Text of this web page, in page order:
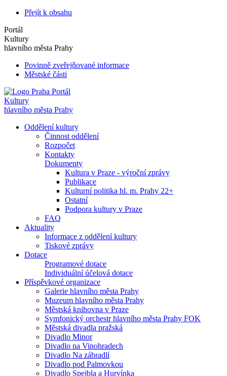
Přejít k obsahu
Portál
Kultury
hlavního města Prahy
Povinně zveřejňované informace
Městské části
Portál
Kultury
hlavního města Prahy
Oddělení kultury
Činnost oddělení
Rozpočet
Kontakty
Dokumenty
Kultura v Praze - výroční zprávy
Publikace
Kulturní politika hl. m. Prahy 22+
Ostatní
Podpora kultury v Praze
FAQ
Aktuality
Informace z oddělení kultury
Tiskové zprávy
Dotace
Programové dotace
Individuální účelová dotace
Příspěvkové organizace
Galerie hlavního města Prahy
Muzeum hlavního města Prahy
Městská knihovna v Praze
Symfonický orchestr hlavního města Prahy FOK
Městská divadla pražská
Divadlo Minor
Divadlo na Vinohradech
Divadlo Na zábradlí
Divadlo pod Palmovkou
Divadlo Spejbla a Hurvínka